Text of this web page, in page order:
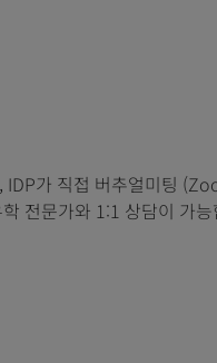
가 직접 버추얼미팅
전문가와 1:1 상담이 가